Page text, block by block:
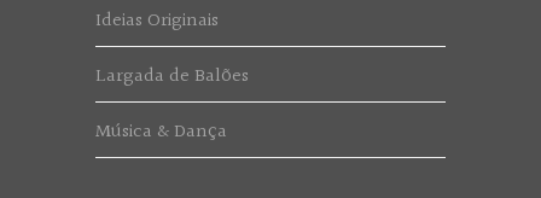
Ideias Originais
Largada de Balões
Música & Dança